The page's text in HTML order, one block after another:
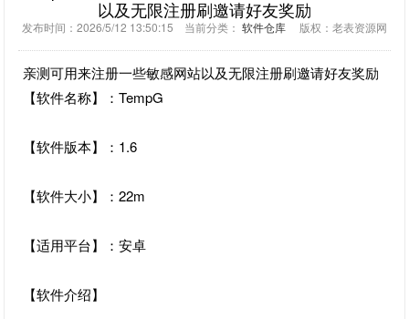
以及无限注册刷邀请好友奖励
发布时间：2026/5/12 13:50:15 当前分类： 软件仓库 版权：老表资源网
亲测可用来注册一些敏感网站以及无限注册刷邀请好友奖励
【软件名称】：TempG
【软件版本】：1.6
【软件大小】：22m
【适用平台】：安卓
【软件介绍】